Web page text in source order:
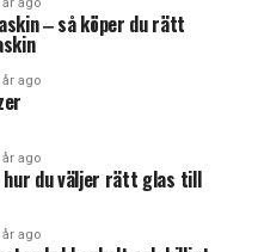
år ago
‒ så köper du rätt
år ago
år ago
hur du väljer rätt glas till
år ago